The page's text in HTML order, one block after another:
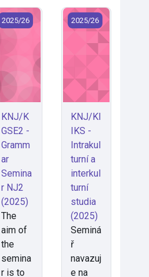
seminář NJ 1 (2025)
KGSE2 - Grammar Seminar
2025/26
KNJ/K
GSE2 -
Gramm
ar
Semina
r NJ2
(2025)
The
aim of
the
semina
r is to
KNJ/KIIKS -
2025/26
KNJ/KI
IKS -
Intrakul
turní a
interkul
turní
studia
(2025)
Seminá
ř
navazuj
e na